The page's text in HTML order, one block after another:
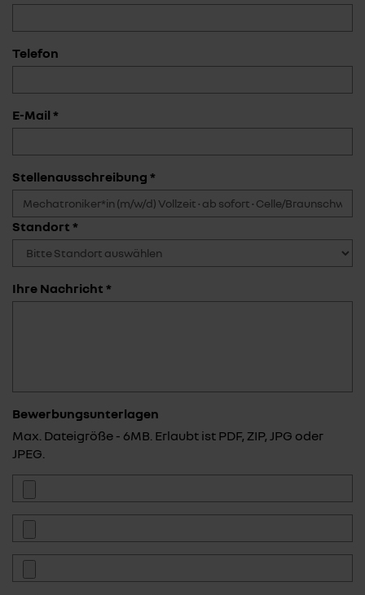
Telefon
E-Mail *
Stellenausschreibung *
Standort *
Ihre Nachricht *
Bewerbungsunterlagen
Max. Dateigröße - 6MB. Erlaubt ist PDF, ZIP, JPG oder
JPEG.